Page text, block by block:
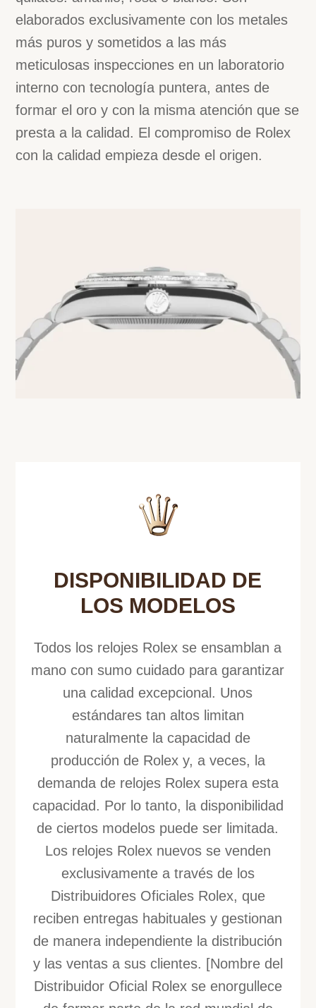
elaborados exclusivamente con los metales
más puros y sometidos a las más
meticulosas inspecciones en un laboratorio
interno con tecnología puntera, antes de
formar el oro y con la misma atención que se
presta a la calidad. El compromiso de Rolex
con la calidad empieza desde el origen.
DISPONIBILIDAD DE
LOS MODELOS
Todos los relojes Rolex se ensamblan a
mano con sumo cuidado para garantizar
una calidad excepcional. Unos
estándares tan altos limitan
naturalmente la capacidad de
producción de Rolex y, a veces, la
demanda de relojes Rolex supera esta
capacidad. Por lo tanto, la disponibilidad
de ciertos modelos puede ser limitada.
Los relojes Rolex nuevos se venden
exclusivamente a través de los
Distribuidores Oficiales Rolex, que
reciben entregas habituales y gestionan
de manera independiente la distribución
y las ventas a sus clientes. [Nombre del
Distribuidor Oficial Rolex se enorgullece